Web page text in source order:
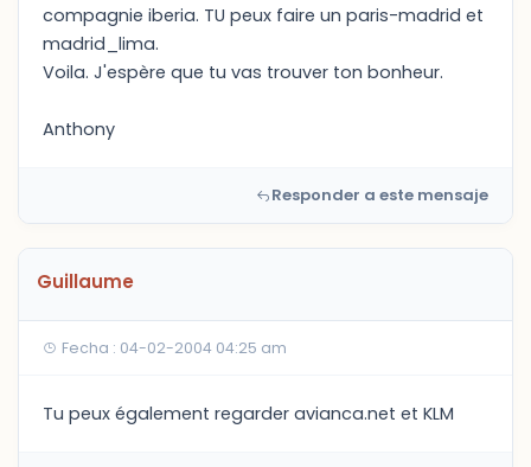
compagnie iberia. TU peux faire un paris-madrid et
madrid_lima.
Voila. J'espère que tu vas trouver ton bonheur.
Anthony
Responder a este mensaje
Guillaume
Fecha : 04-02-2004 04:25 am
Tu peux également regarder avianca.net et KLM